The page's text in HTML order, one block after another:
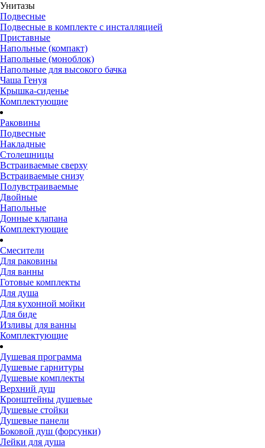
Унитазы
Подвесные
Подвесные в комплекте с инсталляцией
Приставные
Напольные (компакт)
Напольные (моноблок)
Напольные для высокого бачка
Чаша Генуя
Крышка-сиденье
Комплектующие
Раковины
Подвесные
Накладные
Столешницы
Встраиваемые сверху
Встраиваемые снизу
Полувстраиваемые
Двойные
Напольные
Донные клапана
Комплектующие
Смесители
Для раковины
Для ванны
Готовые комплекты
Для душа
Для кухонной мойки
Для биде
Изливы для ванны
Комплектующие
Душевая программа
Душевые гарнитуры
Душевые комплекты
Верхний душ
Кронштейны душевые
Душевые стойки
Душевые панели
Боковой душ (форсунки)
Лейки для душа